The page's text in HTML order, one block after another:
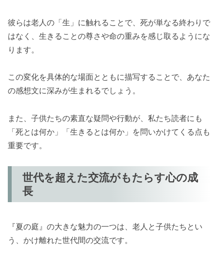
彼らは老人の「生」に触れることで、死が単なる終わりで
はなく、生きることの尊さや命の重みを感じ取るようにな
ります。
この変化を具体的な場面とともに描写することで、あなた
の感想文に深みが生まれるでしょう。
また、子供たちの素直な疑問や行動が、私たち読者にも
「死とは何か」「生きるとは何か」を問いかけてくる点も
重要です。
世代を超えた交流がもたらす心の成
長
『夏の庭』の大きな魅力の一つは、老人と子供たちとい
う、かけ離れた世代間の交流です。